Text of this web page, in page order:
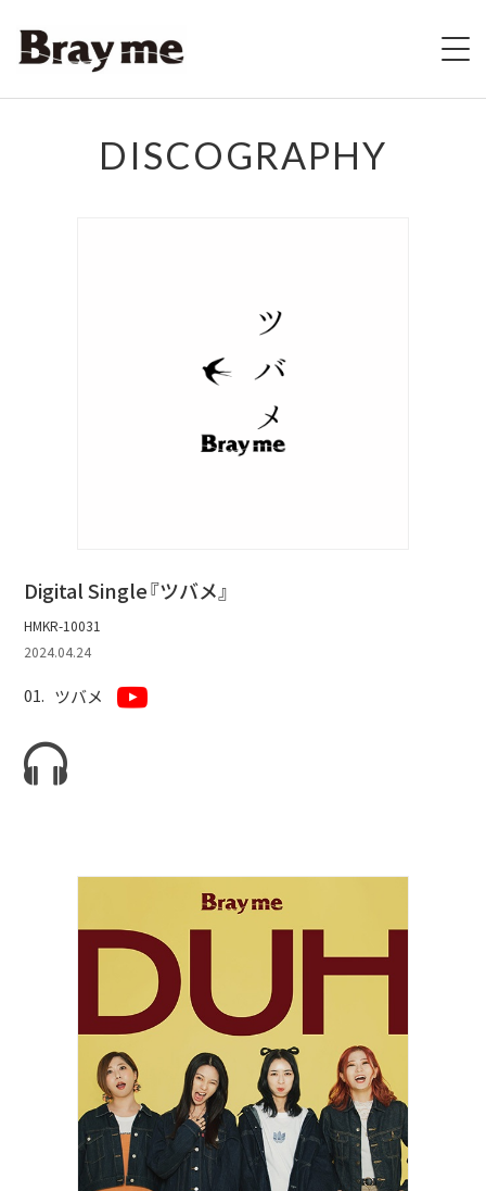
DISCOGRAPHY
ブレの村
アンリ
DISCOGRAPHY
Digital Single『ツバメ』
HMKR-10031
2024.04.24
ツバメ